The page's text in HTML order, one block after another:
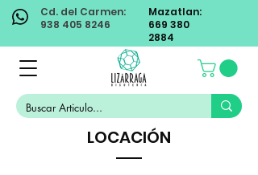
Cd. del Carmen:
938 405 8246
Mazatlan:
669 380
2884
LOCACIÓN